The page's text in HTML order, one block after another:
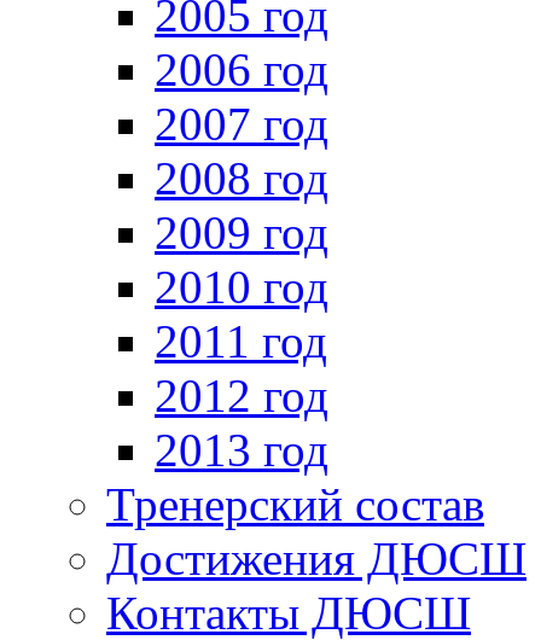
2005 год
2006 год
2007 год
2008 год
2009 год
2010 год
2011 год
2012 год
2013 год
Тренерский состав
Достижения ДЮСШ
Контакты ДЮСШ